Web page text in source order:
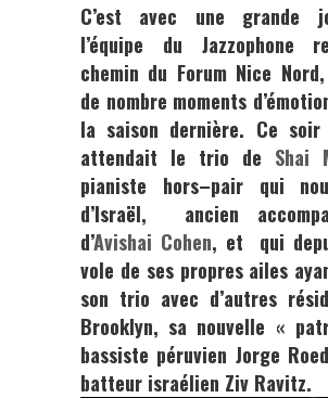
C’est avec une grande
l’équipe du Jazzophone
chemin du Forum Nice Nord
de nombre moments
la saison dernière. Ce
attendait le trio de Shai
pianiste hors–pair qui
d’Israël, ancien
d’Avishai Cohen, et qui
vole de ses propres ailes
son trio avec d’autres
Brooklyn, sa nouvelle «
bassiste péruvien Jorge
batteur israélien Ziv Ravitz.